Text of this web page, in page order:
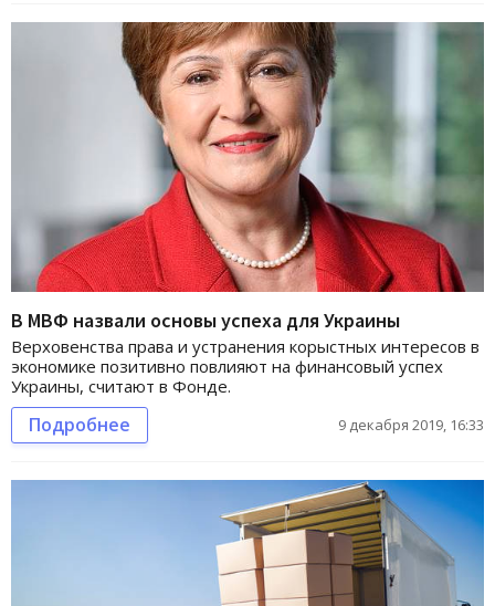
В МВФ назвали основы успеха для Украины
Верховенства права и устранения корыстных интересов в
экономике позитивно повлияют на финансовый успех
Украины, считают в Фонде.
Подробнее 9 декабря 2019, 16:33